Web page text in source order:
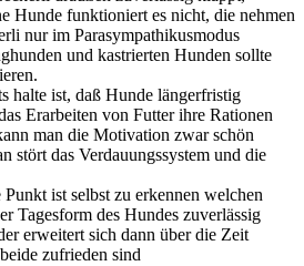
Hunde funktioniert es nicht, die nehmen
nur im Parasympathikusmodus
und kastrierten Hunden sollte
halte ist, daß Hunde längerfristig
Erarbeiten von Futter ihre Rationen
man die Motivation zwar schön
stört das Verdauungssystem und die
ist selbst zu erkennen welchen
Tagesform des Hundes zuverlässig
erweitert sich dann über die Zeit
zufrieden sind